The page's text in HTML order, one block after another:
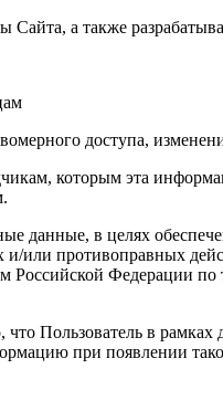
а также
доступа,
которым эта
данные, в целях
или противоправных
Федерации
Пользователь в рамках
при появлении